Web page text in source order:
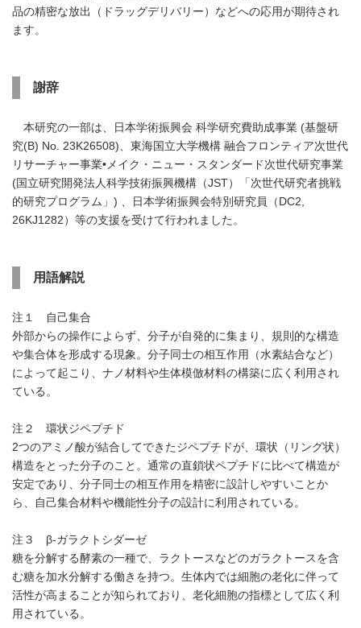
品の精密な放出（ドラッグデリバリー）などへの応用が期待され
ます。
謝辞
本研究の一部は、日本学術振興会 科学研究費助成事業 (基盤研
究(B) No. 23K26508)、東海国立大学機構 融合フロンティア次世代
リサーチャー事業•メイク・ニュー・スタンダード次世代研究事業
(国立研究開発法人科学技術振興機構（JST）「次世代研究者挑戦
的研究プログラム」) 、日本学術振興会特別研究員（DC2,
26KJ1282）等の支援を受けて行われました。
用語解説
注１ 自己集合
外部からの操作によらず、分子が自発的に集まり、規則的な構造
や集合体を形成する現象。分子同士の相互作用（水素結合など）
によって起こり、ナノ材料や生体模倣材料の構築に広く利用され
ている。
注２ 環状ジペプチド
2つのアミノ酸が結合してできたジペプチドが、環状（リング状）
構造をとった分子のこと。通常の直鎖状ペプチドに比べて構造が
安定であり、分子同士の相互作用を精密に設計しやすいことか
ら、自己集合材料や機能性分子の設計に利用されている。
注３ β-ガラクトシダーゼ
糖を分解する酵素の一種で、ラクトースなどのガラクトースを含
む糖を加水分解する働きを持つ。生体内では細胞の老化に伴って
活性が高まることが知られており、老化細胞の指標として広く利
用されている。